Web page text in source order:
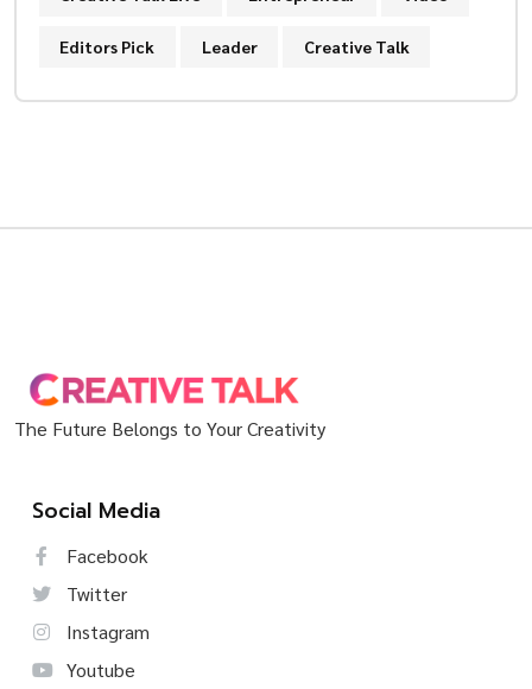
Editors Pick Leader Creative Talk
The Future Belongs to Your Creativity
Social Media
Facebook
Twitter
Instagram
Youtube